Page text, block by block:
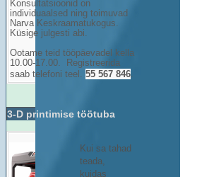
Konsultatsioonid on
individuaalsed ning toimuvad
Narva Keskraamatukogus.
Küsige julgesti abi.
Ootame teid tööpäevadel kella
10.00-17.00. Registreerida
saab telefoni teel. 55 567 846.
3-D printimise töötuba
Kui sa tahad
teada,
kuidas